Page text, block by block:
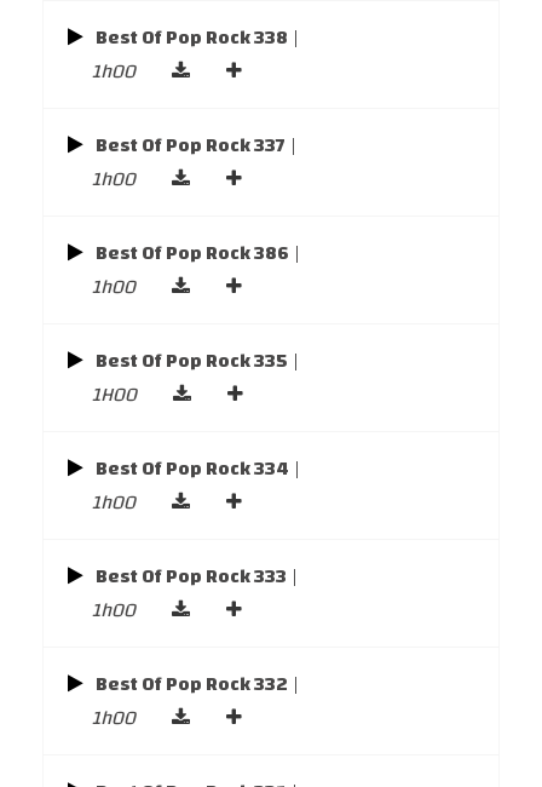
Best Of Pop Rock 338 |
1h00
Best Of Pop Rock 337 |
1h00
Best Of Pop Rock 386 |
1h00
Best Of Pop Rock 335 |
1H00
Best Of Pop Rock 334 |
1h00
Best Of Pop Rock 333 |
1h00
Best Of Pop Rock 332 |
1h00